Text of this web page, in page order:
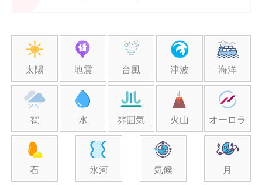
太陽 地震 台風 津波 海洋
雹 水 雰囲気 火山 オーロラ
石 氷河 気候 月